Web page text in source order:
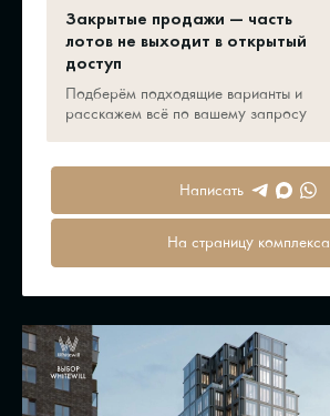
Закрытые продажи — часть
лотов не выходит в открытый
доступ
Подберём подходящие варианты и
расскажем всё по вашему запросу
Написать
На страницу комплекса